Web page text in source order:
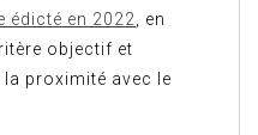
édicté en 2022
, en
objectif et
proximité avec le